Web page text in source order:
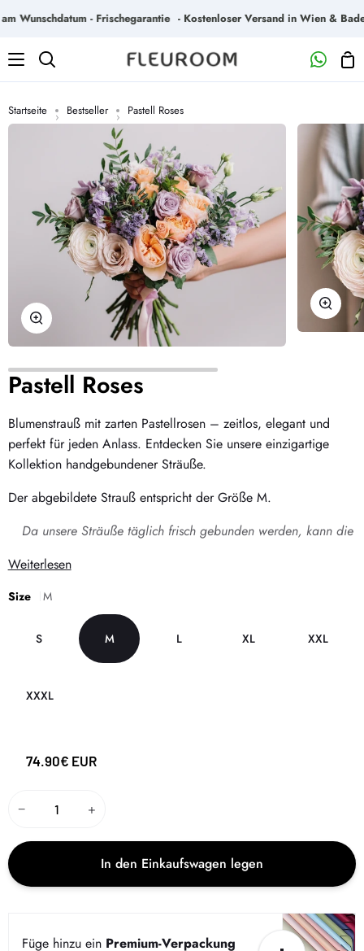
Inhalt
- Frischegarantie - Kostenloser Versand in Wien & Baden
Suchen
Startseite › Bestseller › Pastell Roses
Zoomen
Pastell Roses
Blumenstrauß mit zarten Pastellrosen – zeitlos, elegant und
perfekt für jeden Anlass. Entdecken Sie unsere einzigartige
Kollektion handgebundener Sträuße.
Der abgebildete Strauß entspricht der Größe M.
Da unsere Sträuße täglich frisch gebunden werden, kann die
Weiterlesen
Size M
S M L XL XXL
XXXL
74.90€ EUR
− +
In den Einkaufswagen legen
Füge hinzu ein Premium-Verpackung